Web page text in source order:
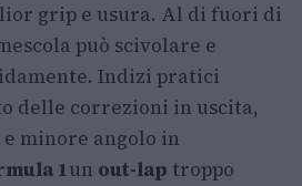
grip e usura. Al di fuori di
può scivolare e
Indizi pratici
delle correzioni in uscita,
minore angolo in
1un out-lap troppo